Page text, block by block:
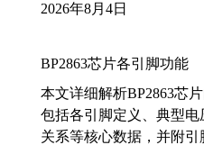
2026年8月4日
BP2863芯片各引脚功能
本文详细解析BP2863芯
包括各引脚定义、典型
关系等核心数据，并附